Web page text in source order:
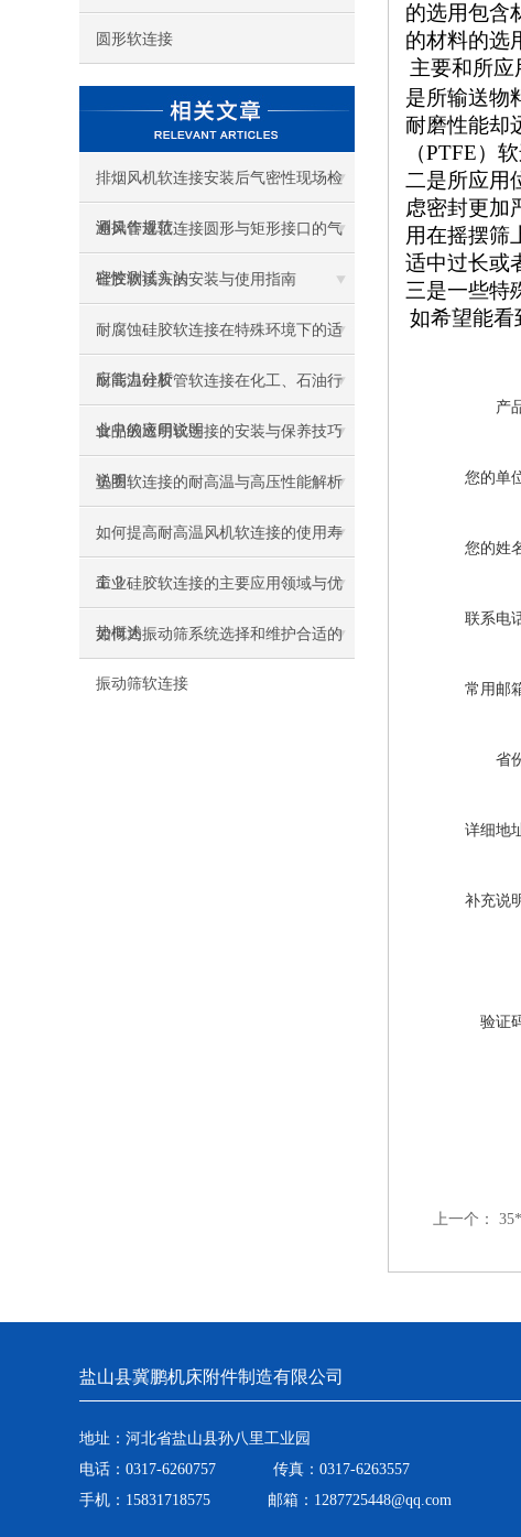
圆形软连接
排烟风机软连接安装后气密性现场检
测操作规范
通风管道软连接圆形与矩形接口的气
密性测试方法
硅胶软接头的安装与使用指南
耐腐蚀硅胶软连接在特殊环境下的适
应能力分析
耐高温硅胶管软连接在化工、石油行
业中的应用说明
食品级透明软连接的安装与保养技巧
说明
垫圈软连接的耐高温与高压性能解析
如何提高耐高温风机软连接的使用寿
命？
工业硅胶软连接的主要应用领域与优
势概述
如何为振动筛系统选择和维护合适的
振动筛软连接
的选用包含
的材料的选
主要和所应
是所输送物
耐磨性能却
（PTFE）
二是所应用
虑密封更加
用在摇摆筛
适中过长或
三是一些特
如希望能看
产
您的单
您的姓
联系电
常用邮
省
详细地
补充说
验证
上一个：
盐山县冀鹏机床附件制造有限公司
地址：河北省盐山县孙八里工业园
电话：0317-6260757 传真：0317-6263557
手机：15831718575 邮箱：1287725448@qq.com